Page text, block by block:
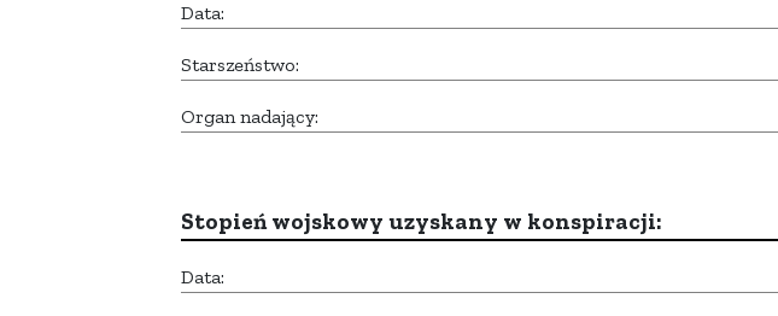
Data:
Starszeństwo:
Organ nadający:
Stopień wojskowy uzyskany w konspiracji:
Data: